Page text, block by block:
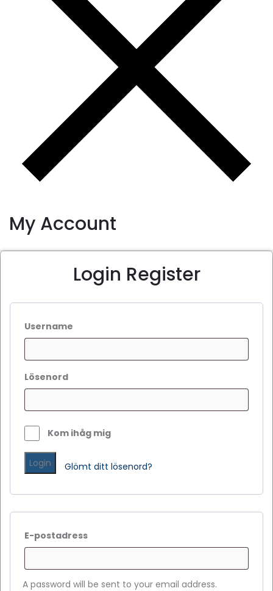
My Account
Login Register
Username
Lösenord
Kom ihåg mig
Login Glömt ditt lösenord?
E-postadress
A password will be sent to your email address.